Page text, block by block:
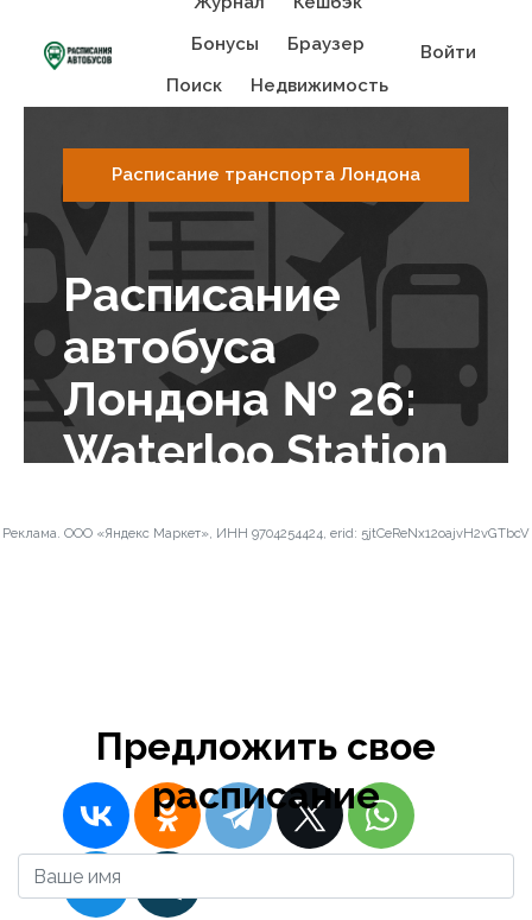
Бонусы
Браузер
Поиск
Недвижимость
Войти
Расписание транспорта Лондона
Расписание
автобуса
Лондона № 26:
Waterloo Station
(Stop C) - St Mary
Реклама. ООО «Яндекс Маркет», ИНН 9704254424, erid: 5jtCeReNx12oajvH2vGTbcV
Предложить свое
расписание